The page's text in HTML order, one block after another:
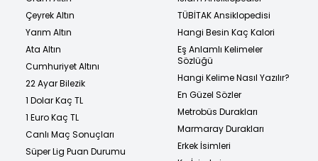
Çeyrek Altın
Yarım Altın
Ata Altın
Cumhuriyet Altını
22 Ayar Bilezik
1 Dolar Kaç TL
1 Euro Kaç TL
Canlı Maç Sonuçları
Süper Lig Puan Durumu
TÜBİTAK Ansiklopedisi
Hangi Besin Kaç Kalori
Eş Anlamlı Kelimeler
Sözlüğü
Hangi Kelime Nasıl Yazılır?
En Güzel Sözler
Metrobüs Durakları
Marmaray Durakları
Erkek İsimleri